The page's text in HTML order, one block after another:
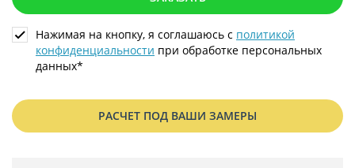
Нажимая на кнопку, я соглашаюсь с политикой
конфиденциальности при обработке персональных
данных*
РАСЧЕТ ПОД ВАШИ ЗАМЕРЫ